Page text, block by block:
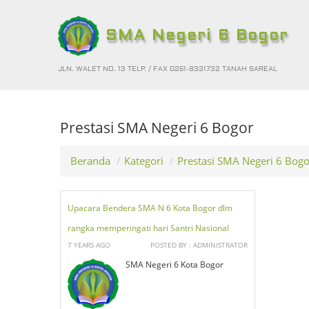
SMA Negeri 6 Bogor
JLN. WALET NO. 13 TELP. / FAX 0251-8331732 TANAH SAREAL
Prestasi SMA Negeri 6 Bogor
Beranda / Kategori / Prestasi SMA Negeri 6
Upacara Bendera SMA N 6 Kota Bogor dlm
rangka memperingati hari Santri Nasional
7 YEARS AGO POSTED BY : ADMINISTRATOR
SMA Negeri 6 Kota Bogor